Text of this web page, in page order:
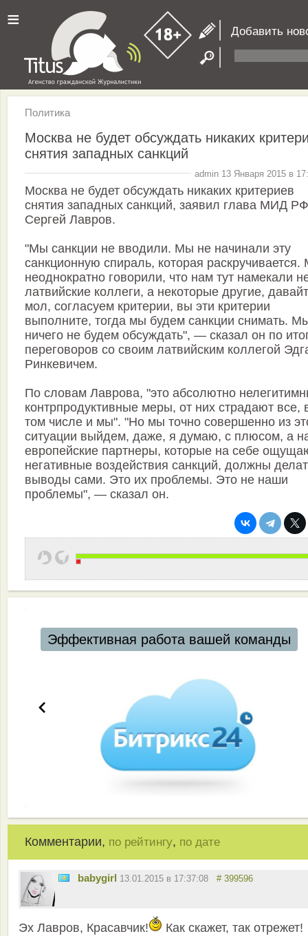
≡ Добавить
Политика
Москва не будет обсуждать никаких
снятия западных санкций
admin 13 Января 2015 в
Москва не будет обсуждать никаких критериев
снятия западных санкций, заявил глава МИД РФ
Сергей Лавров.
"Мы санкции не вводили. Мы не начинали эту
санкционную спираль, которая
неоднократно говорили, что нам тут намекали
латвийские коллеги, а некоторые другие,
мол, согласуем критерии, вы эти критерии
выполните, тогда мы будем санкции снимать.
ничего не будем обсуждать", — сказал он по
переговоров со своим латвийским коллегой
Ринкевичем.
По словам Лаврова, "это абсолютно
контрпродуктивные меры, от них страдают все,
том числе и мы". "Но мы точно совершенно из
ситуации выйдем, даже, я думаю, с плюсом, а
европейские партнеры, которые на себе
негативные воздействия санкций, должны
выводы сами. Это их проблемы. Это не наши
проблемы", — сказал он.
Эффективная работа вашей команды
Комментарии, по рейтингу, по дате
babygirl 13.01.2015 в 17:37:08 # 399596
Эх Лавров, Красавчик! Как скажет, так отрежет!